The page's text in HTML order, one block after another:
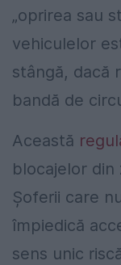
„oprirea sau
vehiculelor
stângă, dacă
bandă de
Această
blocajelor
Șoferii care
împiedică
sens unic